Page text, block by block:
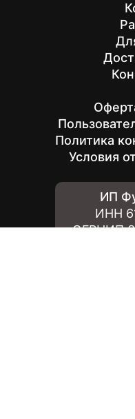
Политика
Условия
ИП
ИНН
ОГРНИП